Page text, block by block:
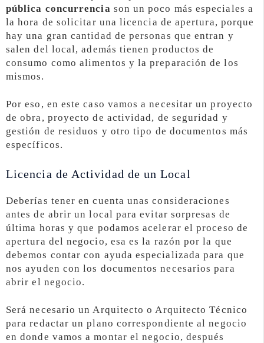
pública concurrencia son un poco más especiales a
la hora de solicitar una licencia de apertura, porque
hay una gran cantidad de personas que entran y
salen del local, además tienen productos de
consumo como alimentos y la preparación de los
mismos.
Por eso, en este caso vamos a necesitar un proyecto
de obra, proyecto de actividad, de seguridad y
gestión de residuos y otro tipo de documentos más
específicos.
Licencia de Actividad de un Local
Deberías tener en cuenta unas consideraciones
antes de abrir un local para evitar sorpresas de
última horas y que podamos acelerar el proceso de
apertura del negocio, esa es la razón por la que
debemos contar con ayuda especializada para que
nos ayuden con los documentos necesarios para
abrir el negocio.
Será necesario un Arquitecto o Arquitecto Técnico
para redactar un plano correspondiente al negocio
en donde vamos a montar el negocio, después